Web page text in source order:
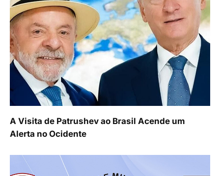
A Visita de Patrushev ao Brasil Acende um
Alerta no Ocidente